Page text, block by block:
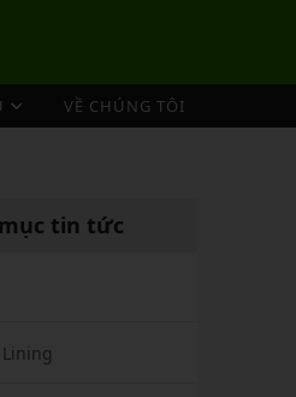
VỀ CHÚNG TÔI
tin tức